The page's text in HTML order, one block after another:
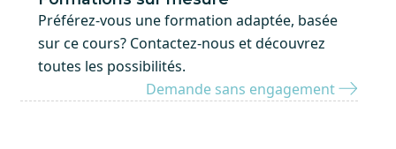
Préférez-vous une formation adaptée, basée
sur ce cours? Contactez-nous et découvrez
toutes les possibilités.
Demande sans engagement